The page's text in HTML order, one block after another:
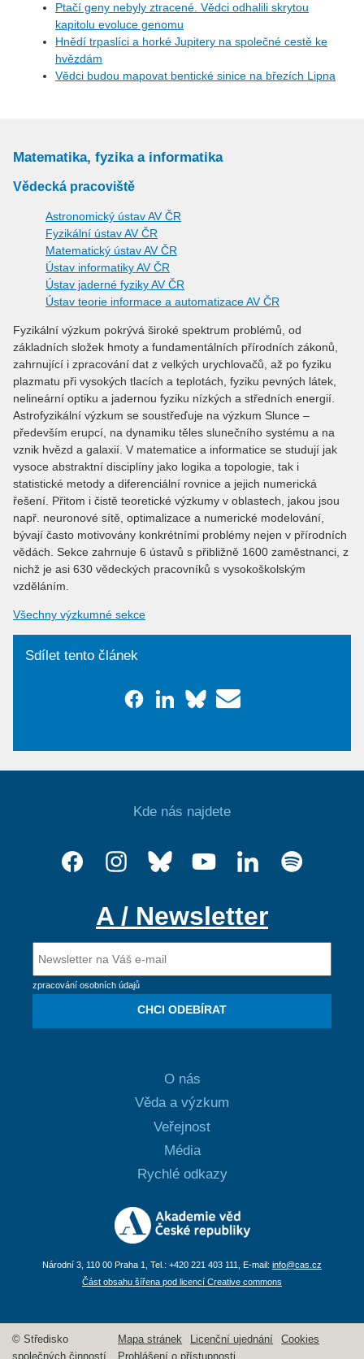
Ptačí geny nebyly ztracené. Vědci odhalili skrytou
kapitolu evoluce genomu
Hnědí trpaslíci a horké Jupitery na společné cestě ke
hvězdám
Vědci budou mapovat bentické sinice na březích Lipna
Matematika, fyzika a informatika
Vědecká pracoviště
Astronomický ústav AV ČR
Fyzikální ústav AV ČR
Matematický ústav AV ČR
Ústav informatiky AV ČR
Ústav jaderné fyziky AV ČR
Ústav teorie informace a automatizace AV ČR
Fyzikální výzkum pokrývá široké spektrum problémů, od
základních složek hmoty a fundamentálních přírodních zákonů,
zahrnující i zpracování dat z velkých urychlovačů, až po fyziku
plazmatu při vysokých tlacích a teplotách, fyziku pevných látek,
nelineární optiku a jadernou fyziku nízkých a středních energií.
Astrofyzikální výzkum se soustřeďuje na výzkum Slunce –
především erupcí, na dynamiku těles slunečního systému a na
vznik hvězd a galaxií. V matematice a informatice se studují jak
vysoce abstraktní disciplíny jako logika a topologie, tak i
statistické metody a diferenciální rovnice a jejich numerická
řešení. Přitom i čistě teoretické výzkumy v oblastech, jakou jsou
např. neuronové sítě, optimalizace a numerické modelování,
bývají často motivovány konkrétními problémy nejen v přírodních
vědách. Sekce zahrnuje 6 ústavů s přibližně 1600 zaměstnanci, z
nichž je asi 630 vědeckých pracovníků s vysokoškolským
vzděláním.
Všechny výzkumné sekce
Sdílet tento článek
Kde nás najdete
A / Newsletter
zpracování osobních údajů
CHCI ODEBÍRAT
O nás
Věda a výzkum
Veřejnost
Média
Rychlé odkazy
Národní 3, 110 00 Praha 1, Tel.: +420 221 403 111, E-mail: info@cas.cz
Část obsahu šířena pod licencí Creative commons
© Středisko
Mapa stránek Licenční ujednání
Cookies